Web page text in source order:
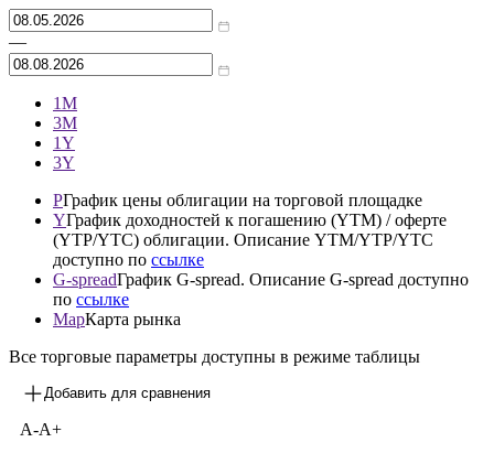
Архив
3М
1Y
3Y
PГрафик цены облигации на торговой площадке
YГрафик доходностей к погашению (YTM) / оферте
(YTP/YTC) облигации. Описание YTM/YTP/YTC
доступно по
G-spreadГрафик G-spread. Описание G-spread доступно
MapКарта рынка
Все торговые параметры доступны в режиме таблицы